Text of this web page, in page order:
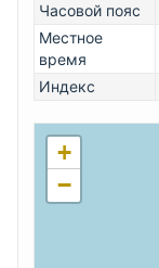
Часовой пояс
Местное
время
Индекс
+
−